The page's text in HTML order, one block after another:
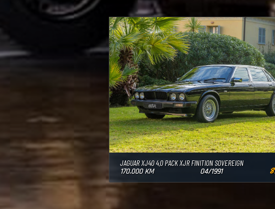
JAGUAR XJ40 4.0 PACK XJR FINITION SOVEREIGN
170.000 KM 04/1991